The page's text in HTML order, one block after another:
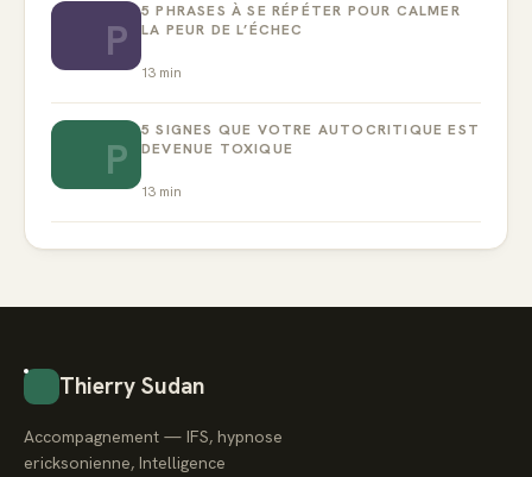
P
5 PHRASES À SE RÉPÉTER POUR CALMER
LA PEUR DE L’ÉCHEC
13 min
P
5 SIGNES QUE VOTRE AUTOCRITIQUE EST
DEVENUE TOXIQUE
13 min
Thierry Sudan
Accompagnement — IFS, hypnose
ericksonienne, Intelligence